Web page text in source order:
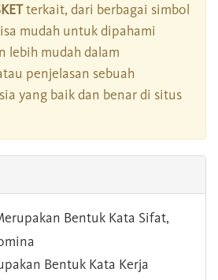
terkait, dari berbagai simbol
mudah untuk dipahami
lebih mudah dalam
penjelasan sebuah
yang baik dan benar di situs
Bentuk Kata Sifat,
Bentuk Kata Kerja